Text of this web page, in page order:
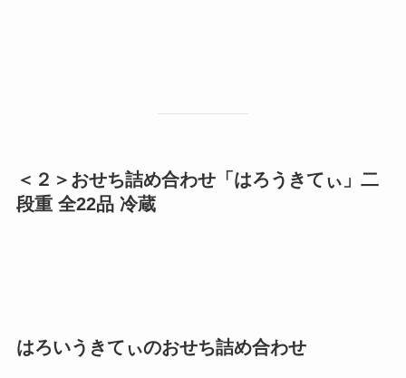
＜２＞おせち詰め合わせ「はろうきてぃ」二
段重 全22品 冷蔵
はろいうきてぃのおせち詰め合わせ